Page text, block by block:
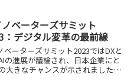
ベーターズサミット
：デジタル変革の最前線
ベーターズサミット2023ではDXと
の進展が議論され、日本企業にと
大きなチャンスが示されました。